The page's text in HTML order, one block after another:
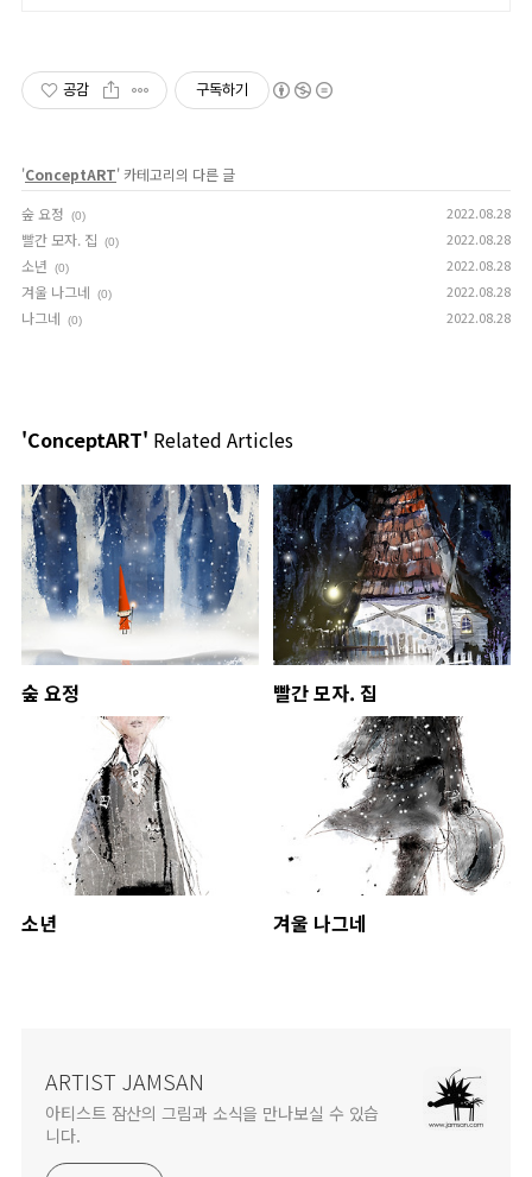
공감 구독하기
'ConceptART' 카테고리의 다른 글
숲 요정
(0) 2022.08.28
빨간 모자. 집 (0) 2022.08.28
소년 (0) 2022.08.28
겨울 나그네 (0) 2022.08.28
나그네 (0) 2022.08.28
'ConceptART' Related Articles
숲 요정 빨간 모자. 집
소년 겨울 나그네
ARTIST JAMSAN
아티스트 잠산의 그림과 소식을 만나보실 수 있습
니다.